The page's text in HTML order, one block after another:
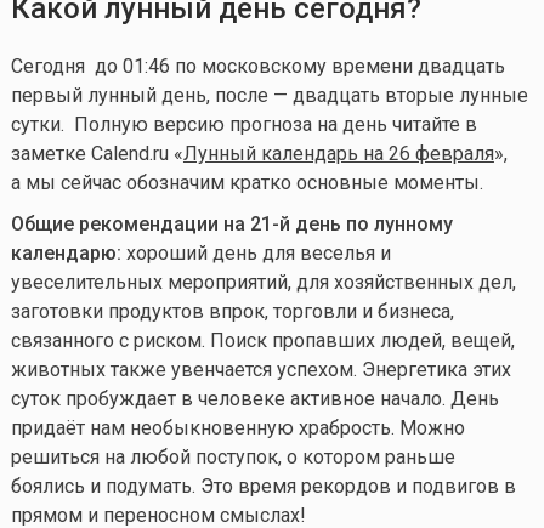
Какой лунный день сегодня?
Сегодня до 01:46 по московскому времени двадцать
первый лунный день, после — двадцать вторые лунные
сутки. Полную версию прогноза на день читайте в
заметке Calend.ru «Лунный календарь на 26 февраля»,
а мы сейчас обозначим кратко основные моменты.
Общие рекомендации на 21-й день по лунному
календарю: хороший день для веселья и
увеселительных мероприятий, для хозяйственных дел,
заготовки продуктов впрок, торговли и бизнеса,
связанного с риском. Поиск пропавших людей, вещей,
животных также увенчается успехом. Энергетика этих
суток пробуждает в человеке активное начало. День
придаёт нам необыкновенную храбрость. Можно
решиться на любой поступок, о котором раньше
боялись и подумать. Это время рекордов и подвигов в
прямом и переносном смыслах!